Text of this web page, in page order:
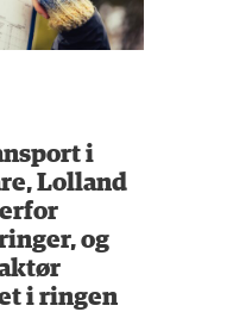
i
Lolland
og
i ringen